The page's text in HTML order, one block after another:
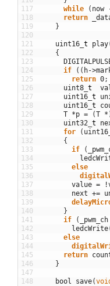
117
118
119
120
121
122
123
124
125
126
127
128
129
130
131
132
133
134
135
136
137
138
139
140
141
142
143
144
145
146
147
148
while
( now
return
}
uint16 t play
{
if
( ( h->
return 0;
uint8 t
uint16 t
uint16 t
T *p = (T *
uint32 t
for
( uint16
{
if
(
else
value = !
next +=
}
if
( _pwm_ch
ledcWrite
else
return
}
bool save(